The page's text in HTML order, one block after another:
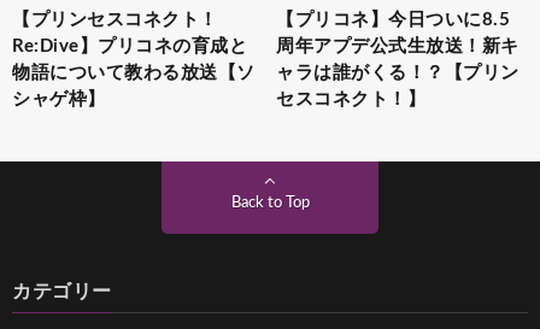
【プリンセスコネクト！
Re:Dive】プリコネの育成と
物語について教わる放送【ソ
シャゲ枠】
【プリコネ】今日ついに8.5
周年アプデ公式生放送！新キ
ャラは誰がくる！？【プリン
セスコネクト！】
Back to Top
カテゴリー